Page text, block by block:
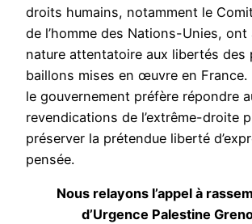
droits humains, notamment le
de l’homme des Nations-Unies, ont
nature attentatoire aux libertés des
baillons mises en œuvre en
le gouvernement préfère répondre
revendications de l’extrême-droite
préserver la prétendue liberté
pensée.
Nous relayons l’appel à
d’Urgence Palestine